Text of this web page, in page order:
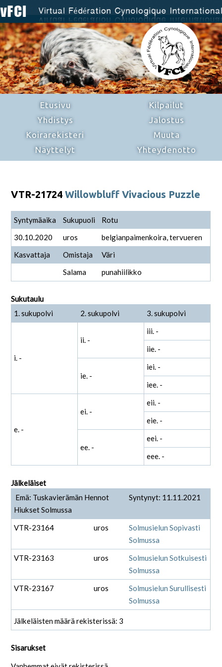
Etusivu
Yhdistys
Koirarekisteri
Näyttelyt
Kilpailut
Jalostus
Muuta
Yhteydenotto
VTR-21724Willowbluff Vivacious Puzzle
Syntymäaika Sukupuoli
Rotu
30.10.2020
uros
belgianpaimenkoira, tervueren
Kasvattaja
Omistaja
Väri
Salama
punahiilikko
Sukutaulu
1. sukupolvi
2. sukupolvi 3. sukupolvi
i. -
ii. -
iii. -
iie. -
ie. -
iei. -
iee. -
e. -
ei. -
eii. -
eie. -
ee. -
eei. -
eee. -
Jälkeläiset
Emä: Tuskavierämän Hennot
Hiukset Solmussa
Syntynyt: 11.11.2021
VTR-23164 uros
Solmusielun Sopivasti
Solmussa
VTR-23163
uros
Solmusielun Sotkuisesti
Solmussa
VTR-23167
uros
Solmusielun Surullisesti
Solmussa
Jälkeläisten määrä rekisterissä: 3
Sisarukset